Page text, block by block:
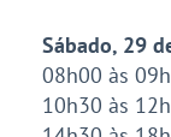
Sábado, 29
08h00 às
10h30 às